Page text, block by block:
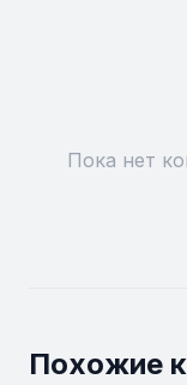
Пока нет
Похожие